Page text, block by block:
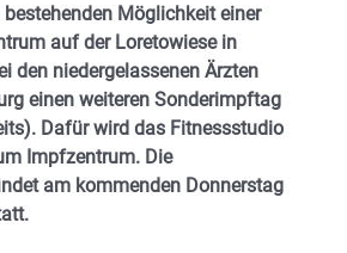
Möglichkeit einer
auf der Loretowiese in
den niedergelassenen Ärzten
einen weiteren Sonderimpftag
Dafür wird das Fitnessstudio
Impfzentrum. Die
am kommenden Donnerstag